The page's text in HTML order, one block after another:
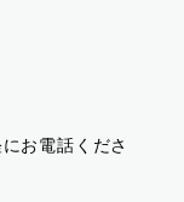
お電話くださ